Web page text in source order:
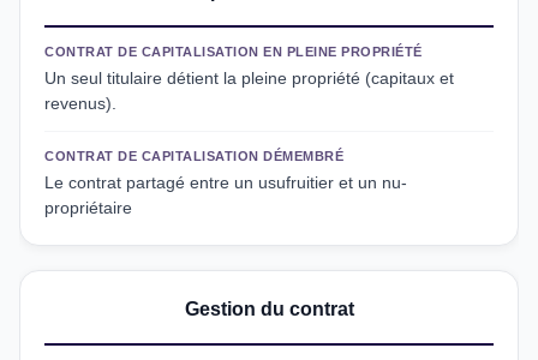
CONTRAT DE CAPITALISATION EN PLEINE PROPRIÉTÉ
Un seul titulaire détient la pleine propriété (capitaux et
revenus).
CONTRAT DE CAPITALISATION DÉMEMBRÉ
Le contrat partagé entre un usufruitier et un nu-
propriétaire
Gestion du contrat